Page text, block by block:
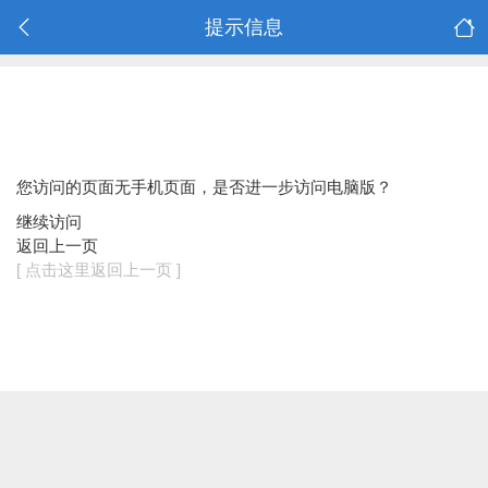
提示信息
您访问的页面无手机页面，是否进一步访问电脑版？
继续访问
返回上一页
[ 点击这里返回上一页 ]